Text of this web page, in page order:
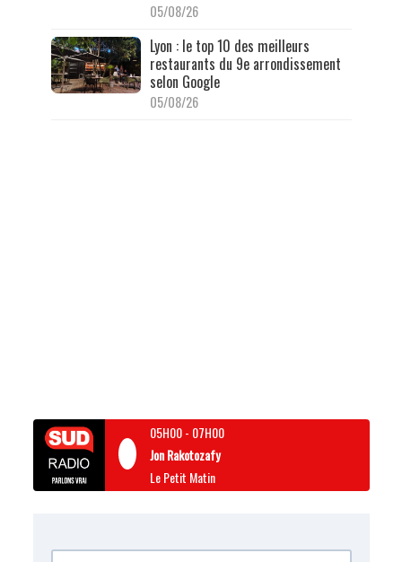
05/08/26
Lyon : le top 10 des meilleurs
restaurants du 9e arrondissement
selon Google
05/08/26
05H00- 07H00
Jon Rakotozafy
Le Petit Matin